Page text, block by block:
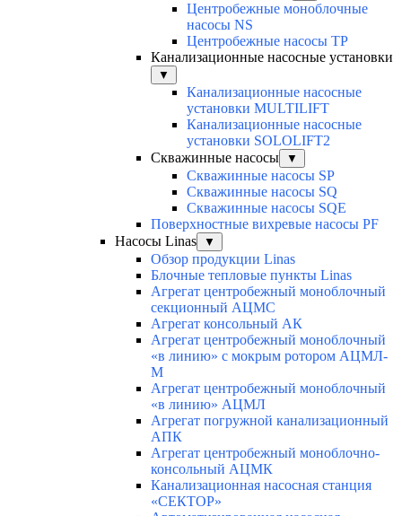
Центробежные моноблочные
насосы NS
Центробежные насосы TP
Канализационные насосные установки
▼
Канализационные насосные
установки MULTILIFT
Канализационные насосные
установки SOLOLIFT2
Скважинные насосы
▼
Скважинные насосы SP
Скважинные насосы SQ
Скважинные насосы SQE
Поверхностные вихревые насосы PF
Насосы Linas
▼
Обзор продукции Linas
Блочные тепловые пункты Linas
Агрегат центробежный моноблочный
секционный АЦМС
Агрегат консольный АК
Агрегат центробежный моноблочный
«в линию» с мокрым ротором АЦМЛ-
М
Агрегат центробежный моноблочный
«в линию» АЦМЛ
Агрегат погружной канализационный
АПК
Агрегат центробежный моноблочно-
консольный АЦМК
Канализационная насосная станция
«СЕКТОР»